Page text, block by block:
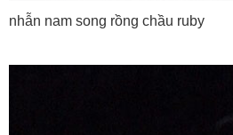
nhẫn nam song rồng chầu ruby